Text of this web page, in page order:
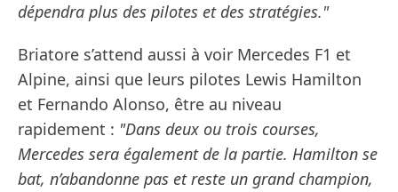
dépendra plus des pilotes et des stratégies."
Briatore s’attend aussi à voir Mercedes F1 et
Alpine, ainsi que leurs pilotes Lewis Hamilton
et Fernando Alonso, être au niveau
rapidement : "Dans deux ou trois courses,
Mercedes sera également de la partie. Hamilton se
bat, n’abandonne pas et reste un grand champion,